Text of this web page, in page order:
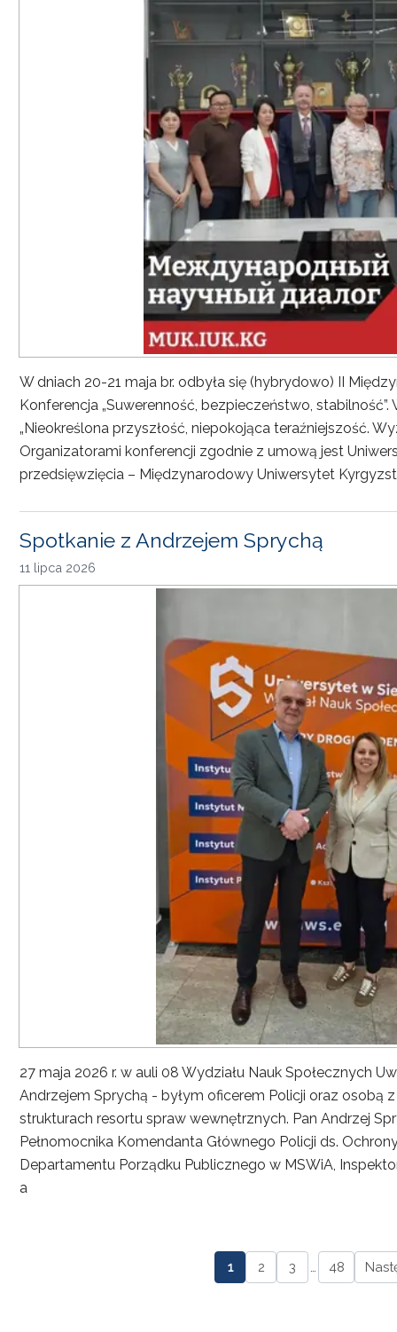
W dniach 20-21 maja br. odbyła się (hybrydowo) II
Konferencja „Suwerenność, bezpieczeństwo,
„Nieokreślona przyszłość, niepokojąca teraźniejszość.
Organizatorami konferencji zgodnie z umową jest
przedsięwzięcia – Międzynarodowy Uniwersytet
Spotkanie z Andrzejem Sprychą
11 lipca 2026
27 maja 2026 r. w auli 08 Wydziału Nauk Społecznych
Andrzejem Sprychą - byłym oficerem Policji oraz osobą
strukturach resortu spraw wewnętrznych. Pan Andrzej
Pełnomocnika Komendanta Głównego Policji ds.
Departamentu Porządku Publicznego w MSWiA,
a
1 2 3 … 48